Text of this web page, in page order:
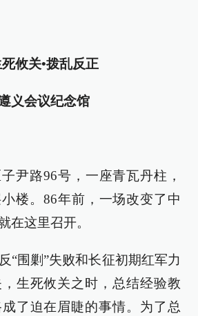
攸关•拨乱反正
义会议纪念馆
尹路96号，一座青瓦丹柱，
楼。86年前，一场改变了中
在这里召开。
“围剿”失败和长征初期红军力
生死攸关之时，总结经验教
了迫在眉睫的事情。为了总